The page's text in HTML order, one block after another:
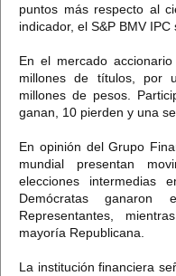
puntos más respecto al
indicador, el S&P BMV
En el mercado
millones de títulos, por
millones de pesos.
ganan, 10 pierden y una
En opinión del Grupo
mundial presentan
elecciones intermedias
Demócratas
Representantes,
mayoría Republicana.
La institución financiera